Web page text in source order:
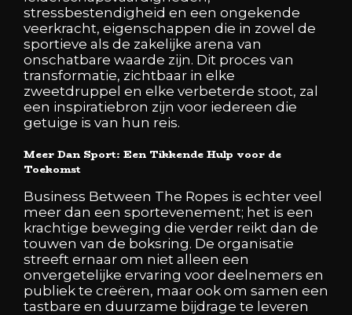
stressbestendigheid en een ongekende
veerkracht, eigenschappen die in zowel de
sportieve als de zakelijke arena van
onschatbare waarde zijn. Dit proces van
transformatie, zichtbaar in elke
zweetdruppel en elke verbeterde stoot, zal
een inspiratiebron zijn voor iedereen die
getuige is van hun reis.
Meer Dan Sport: Een Tikkende Hulp voor de
Toekomst
Business Between The Ropes is echter veel
meer dan een sportevenement; het is een
krachtige beweging die verder reikt dan de
touwen van de boksring. De organisatie
streeft ernaar om niet alleen een
onvergetelijke ervaring voor deelnemers en
publiek te creëren, maar ook om samen een
tastbare en duurzame bijdrage te leveren